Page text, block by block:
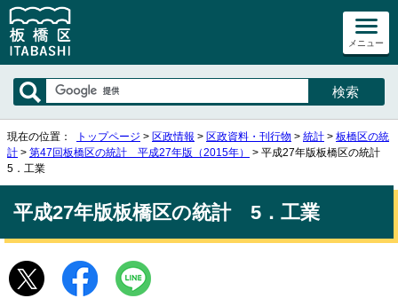
メニュー
現在の位置： トップページ > 区政情報 > 区政資料・刊行物 > 統計 > 板橋区の統
計 > 第47回板橋区の統計 平成27年版（2015年）
> 平成27年版板橋区の統計
5．工業
平成27年版板橋区の統計 5．工業